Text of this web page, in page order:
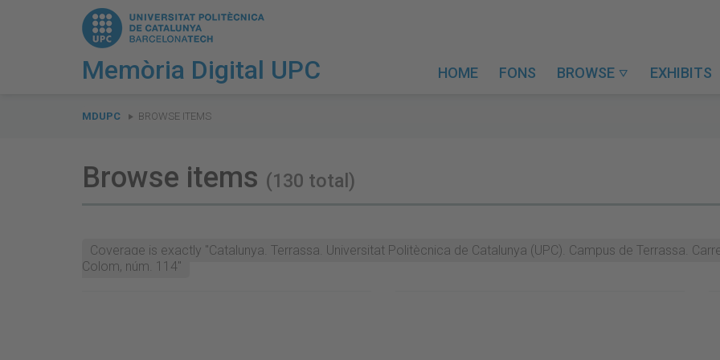
Memòria Digital UPC HOME FONS BROWSE  EXHIBITS
are
MDUPC BROWSE ITEMS
Browse items (130 total)
Coverage is exactly "Catalunya. Terrassa. Universitat Politècnica de Catalunya (UPC). Campus de Terrassa.
Colom, núm. 114"